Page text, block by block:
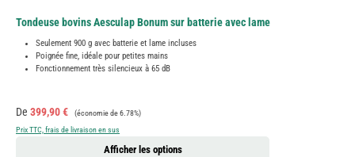
Tondeuse bovins Aesculap Bonum sur batterie avec lame
Seulement 900 g avec batterie et lame incluses
Poignée fine, idéale pour petites mains
Fonctionnement très silencieux à 65 dB
Prix de vente :
De 399,90 € Prix régulier :
(économie de 6.78%)
Prix TTC, frais de livraison en sus
Afficher les options